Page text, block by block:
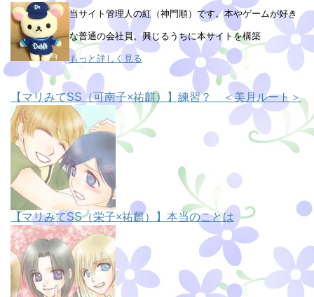
当サイト管理人の紅（神門順）です。本やゲームが好き
な普通の会社員。興じるうちに本サイトを構築
もっと詳しく見る
【マリみてSS（可南子×祐麒）】練習？ ＜美月ルート＞
【マリみてSS（栄子×祐麒）】本当のことは